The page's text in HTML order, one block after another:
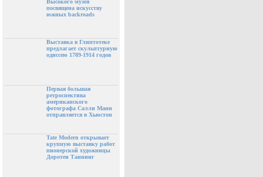
Высокого музея
посвящена искусству
южных backroads
Выставка в Глиптотеке
предлагает скульптурную
одиссею 1789-1914 годов
Первая большая
ретроспектива
американского
фотографа Салли Манн
отправляется в Хьюстон
Tate Modern открывает
крупную выставку работ
пионерской художницы
Доротеи Таннинг